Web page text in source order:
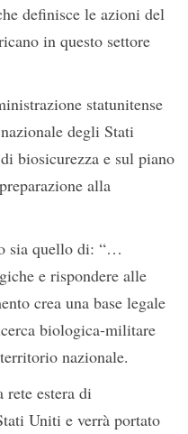
definisce le azioni del
in questo settore
statunitense
degli Stati
biosicurezza e sul piano
alla
sia quello di: “…
e rispondere alle
crea una base legale
biologica-militare
nazionale.
estera di
Uniti e verrà portato